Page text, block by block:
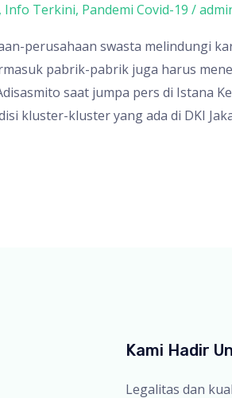
, Info Terkini, Pandemi Covid-19 /
perusahaan swasta melindungi
pabrik-pabrik juga harus
saat jumpa pers di Istana
kluster-kluster yang ada di DKI
Kami Hadir
Legalitas dan